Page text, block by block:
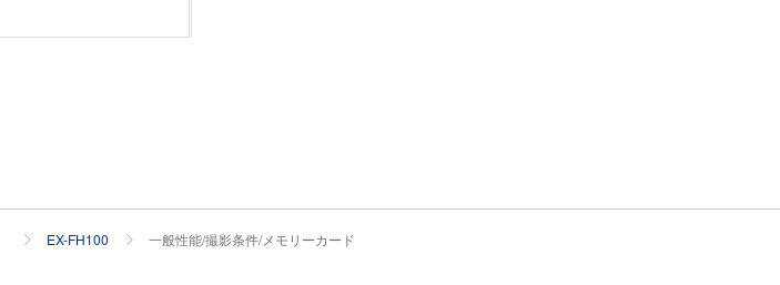
EX-FH100 一般性能/撮影条件/メモリーカード